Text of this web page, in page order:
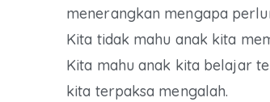
menerangkan mengapa
Kita tidak mahu anak kita
Kita mahu anak kita belajar
kita terpaksa mengalah.